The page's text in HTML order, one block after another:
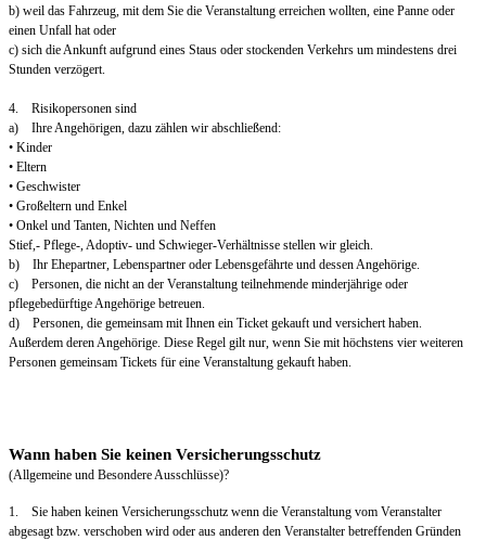
b) weil das Fahrzeug, mit dem Sie die Veranstaltung erreichen wollten, eine Panne oder
einen Unfall hat oder
c) sich die Ankunft aufgrund eines Staus oder stockenden Verkehrs um mindestens drei
Stunden verzögert.
4. Risikopersonen sind
a) Ihre Angehörigen, dazu zählen wir abschließend:
• Kinder
• Eltern
• Geschwister
• Großeltern und Enkel
• Onkel und Tanten, Nichten und Neffen
Stief,- Pflege-, Adoptiv- und Schwieger-Verhältnisse stellen wir gleich.
b) Ihr Ehepartner, Lebenspartner oder Lebensgefährte und dessen Angehörige.
c) Personen, die nicht an der Veranstaltung teilnehmende minderjährige oder
pflegebedürftige Angehörige betreuen.
d) Personen, die gemeinsam mit Ihnen ein Ticket gekauft und versichert haben.
Außerdem deren Angehörige. Diese Regel gilt nur, wenn Sie mit höchstens vier weiteren
Personen gemeinsam Tickets für eine Veranstaltung gekauft haben.
Wann haben Sie keinen Versicherungsschutz
(Allgemeine und Besondere Ausschlüsse)?
1. Sie haben keinen Versicherungsschutz wenn die Veranstaltung vom Veranstalter
abgesagt bzw. verschoben wird oder aus anderen den Veranstalter betreffenden Gründen